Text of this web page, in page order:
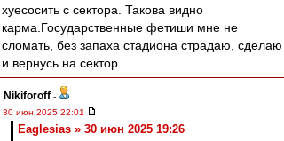
хуесосить с сектора. Такова видно
карма.Государственные фетиши мне не
сломать, без запаха стадиона страдаю, сделаю
и вернусь на сектор.
Nikiforoff -
30 июн 2025 22:01
Eaglesias » 30 июн 2025 19:26